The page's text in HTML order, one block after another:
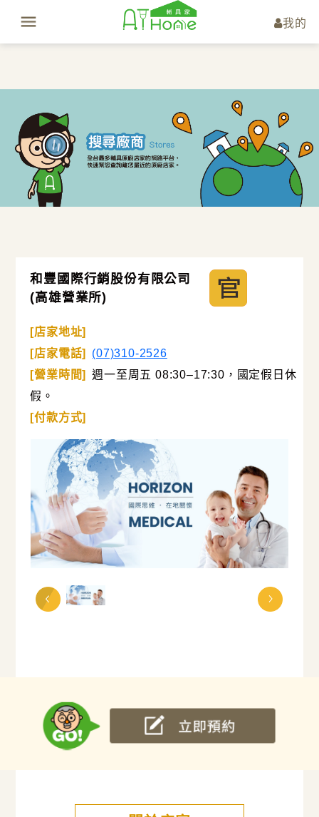
我的
和豐國際行銷股份有限公司
(高雄營業所)
[店家地址]
[店家電話]
(07)310-2526
[營業時間]
週一至周五 08:30–17:30，國定假日休
假。
[付款方式]